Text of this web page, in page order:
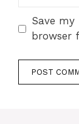
Save
browser